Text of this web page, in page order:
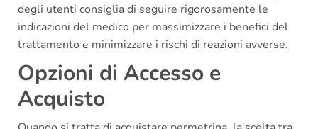
degli utenti consiglia di seguire rigorosamente le
indicazioni del medico per massimizzare i benefici del
trattamento e minimizzare i rischi di reazioni avverse.
Opzioni di Accesso e
Acquisto